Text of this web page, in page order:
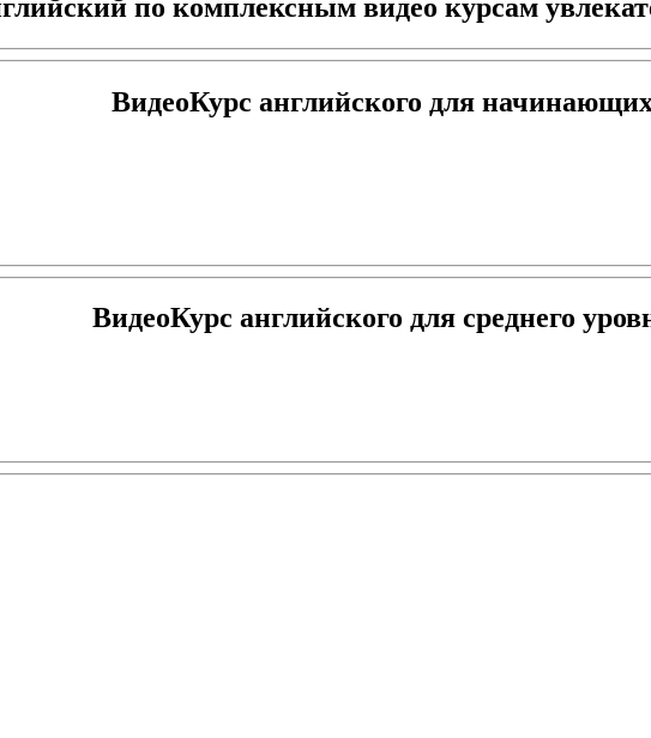
по комплексным видео курсам
ВидеоКурс английского для
ВидеоКурс английского для среднего